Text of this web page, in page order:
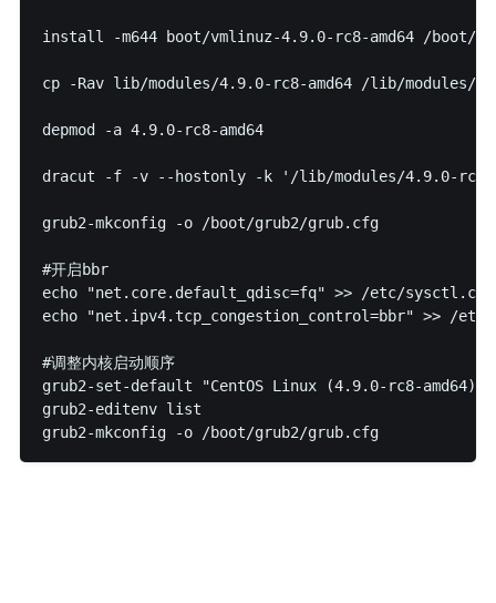
install -m644 boot/vmlinuz-4.9.0-rc8-amd64 /boot/
cp -Rav lib/modules/4.9.0-rc8-amd64 /lib/modules/
depmod -a 4.9.0-rc8-amd64
dracut -f -v --hostonly -k '/lib/modules/4.9.0-rc8-
grub2-mkconfig -o /boot/grub2/grub.cfg
#开启bbr
echo "net.core.default_qdisc=fq" >> /etc/
echo "net.ipv4.tcp_congestion_control=bbr" >> /
#调整内核启动顺序
grub2-set-default "CentOS Linux (4.9.0-rc8-amd64)
grub2-editenv list
grub2-mkconfig -o /boot/grub2/grub.cfg